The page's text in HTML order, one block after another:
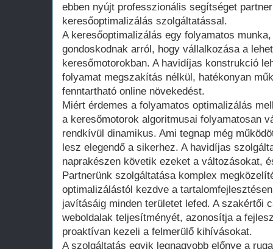
ebben nyújt professzionális segítséget
keresőoptimalizálás szolgáltatással.
A keresőoptimalizálás egy folyamatos
gondoskodnak arról, hogy vállalkozása a
keresőmotorokban. A havidíjas konstrukció
folyamat megszakítás nélkül, hatékonyan
fenntartható online növekedést.
Miért érdemes a folyamatos optimalizálás
a keresőmotorok algoritmusai folyamatosan
rendkívül dinamikus. Ami tegnap még
lesz elegendő a sikerhez. A havidíjas
naprakészen követik ezeket a változásokat,
Partnerünk szolgáltatása komplex
optimalizálástól kezdve a
javításáig minden területet lefed. A szakértői
weboldalak teljesítményét, azonosítja a
proaktívan kezeli a felmerülő kihívásokat.
A szolgáltatás egyik legnagyobb előnye a